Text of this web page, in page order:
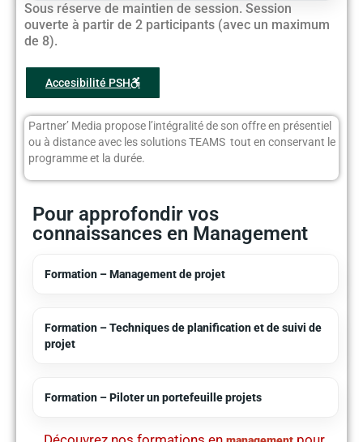
Pour approfondir vos
connaissances en Management
Formation – Management de projet
Formation – Techniques de planification et de suivi de
projet
Formation – Piloter un portefeuille projets
Sous réserve de maintien de session. Session
ouverte à partir de 2 participants (avec un maximum
de 8).
Accesibilité PSH
Partner’ Media propose l’intégralité de son offre en présentiel
ou à distance avec les solutions TEAMS tout en conservant le
programme et la durée.